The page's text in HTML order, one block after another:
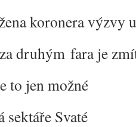
koronera výzvy
druhým fara je
to jen možné
sektáře Svaté